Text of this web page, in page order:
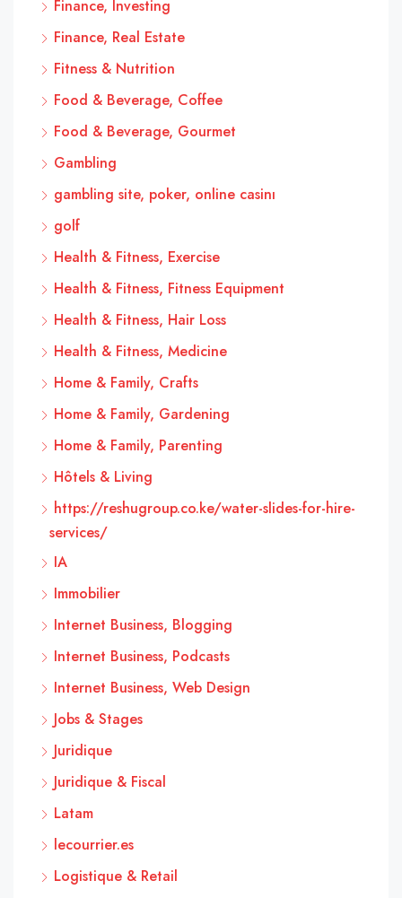
Finance, Investing
Finance, Real Estate
Fitness & Nutrition
Food & Beverage, Coffee
Food & Beverage, Gourmet
Gambling
gambling site, poker, online casinı
golf
Health & Fitness, Exercise
Health & Fitness, Fitness Equipment
Health & Fitness, Hair Loss
Health & Fitness, Medicine
Home & Family, Crafts
Home & Family, Gardening
Home & Family, Parenting
Hôtels & Living
https://reshugroup.co.ke/water-slides-for-hire-
services/
IA
Immobilier
Internet Business, Blogging
Internet Business, Podcasts
Internet Business, Web Design
Jobs & Stages
Juridique
Juridique & Fiscal
Latam
lecourrier.es
Logistique & Retail